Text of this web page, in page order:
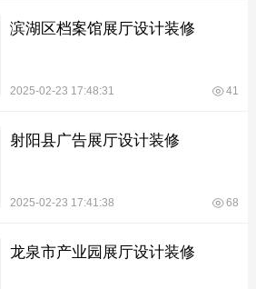
滨湖区档案馆展厅设计装修
2025-02-23 17:48:31 41
射阳县广告展厅设计装修
2025-02-23 17:41:38 68
龙泉市产业园展厅设计装修